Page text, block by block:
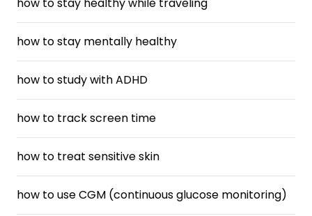
how to stay healthy while traveling
how to stay mentally healthy
how to study with ADHD
how to track screen time
how to treat sensitive skin
how to use CGM (continuous glucose monitoring)